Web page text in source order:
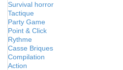
Survival horror
Tactique
Party Game
Point & Click
Rythme
Casse Briques
Compilation
Action